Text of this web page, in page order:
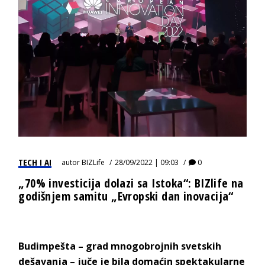
TECH I AI autorBIZLife 28/09/2022 | 09:03 0
„70% investicija dolazi sa Istoka“: BIZlife na
godišnjem samitu „Evropski dan inovacija“
Budimpešta – grad mnogobrojnih svetskih
dešavanja – juče je bila domaćin spektakularne